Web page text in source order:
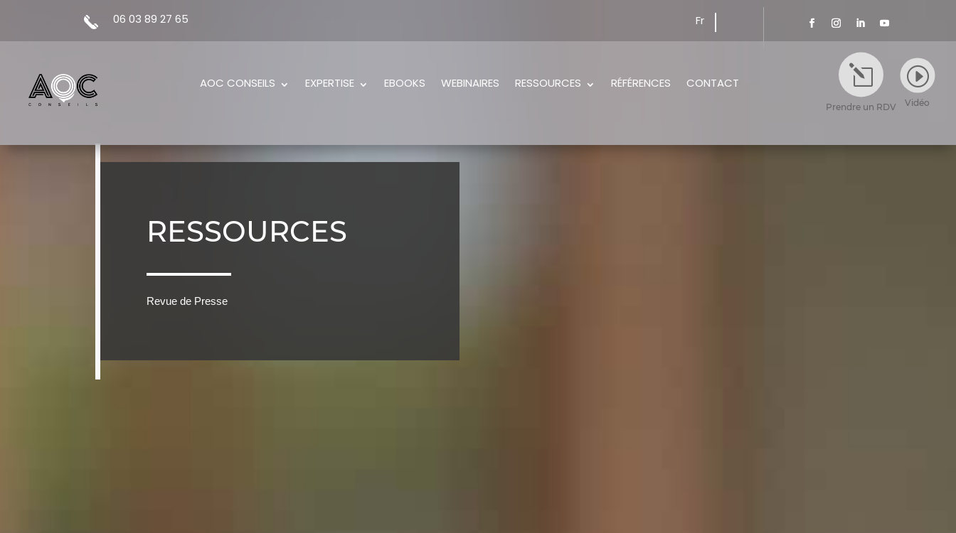
06 03 89 27 65 Fr
AOC CONSEILS EXPERTISE EBOOKS WEBINAIRES RESSOURCES RÉFÉRENCES CONTACT l
Prendre un RDV
I
Vidéo
RESSOURCES
Revue de Presse